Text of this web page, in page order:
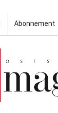
Abonnement